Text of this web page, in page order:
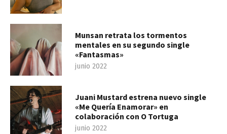
Munsan retrata los tormentos
mentales en su segundo single
«Fantasmas»
junio 2022
Juani Mustard estrena nuevo single
«Me Quería Enamorar» en
colaboración con O Tortuga
junio 2022